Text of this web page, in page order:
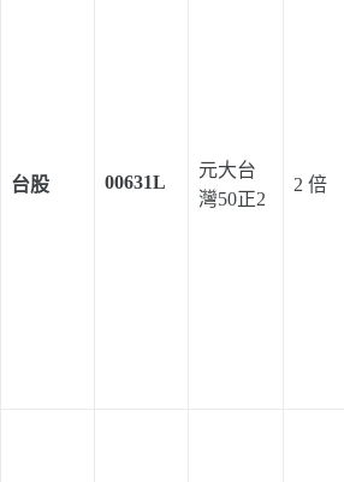
台股 00631L
元大台
灣50正2
2 倍